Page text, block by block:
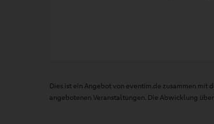
Dies ist ein Angebot von eventim.de zusammen mit
angebotenen Veranstaltungen. Die Abwicklung